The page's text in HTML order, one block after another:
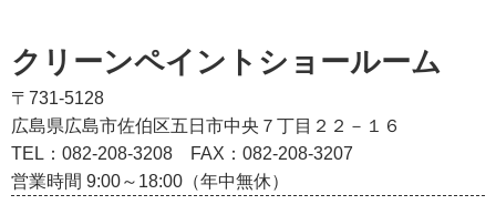
クリーンペイントショールーム
〒731-5128
広島県広島市佐伯区五日市中央７丁目２２－１６
TEL：082‐208‐3208
FAX：082-208-3207
営業時間 9:00～18:00（年中無休）